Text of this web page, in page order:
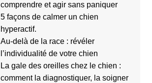
comprendre et agir sans paniquer
5 façons de calmer un chien
hyperactif.
Au-delà de la race : révéler
l’individualité de votre chien
La gale des oreilles chez le chien :
comment la diagnostiquer, la soigner